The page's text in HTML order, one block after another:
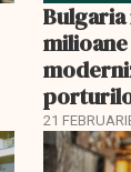
Bulgaria
Burgas
21